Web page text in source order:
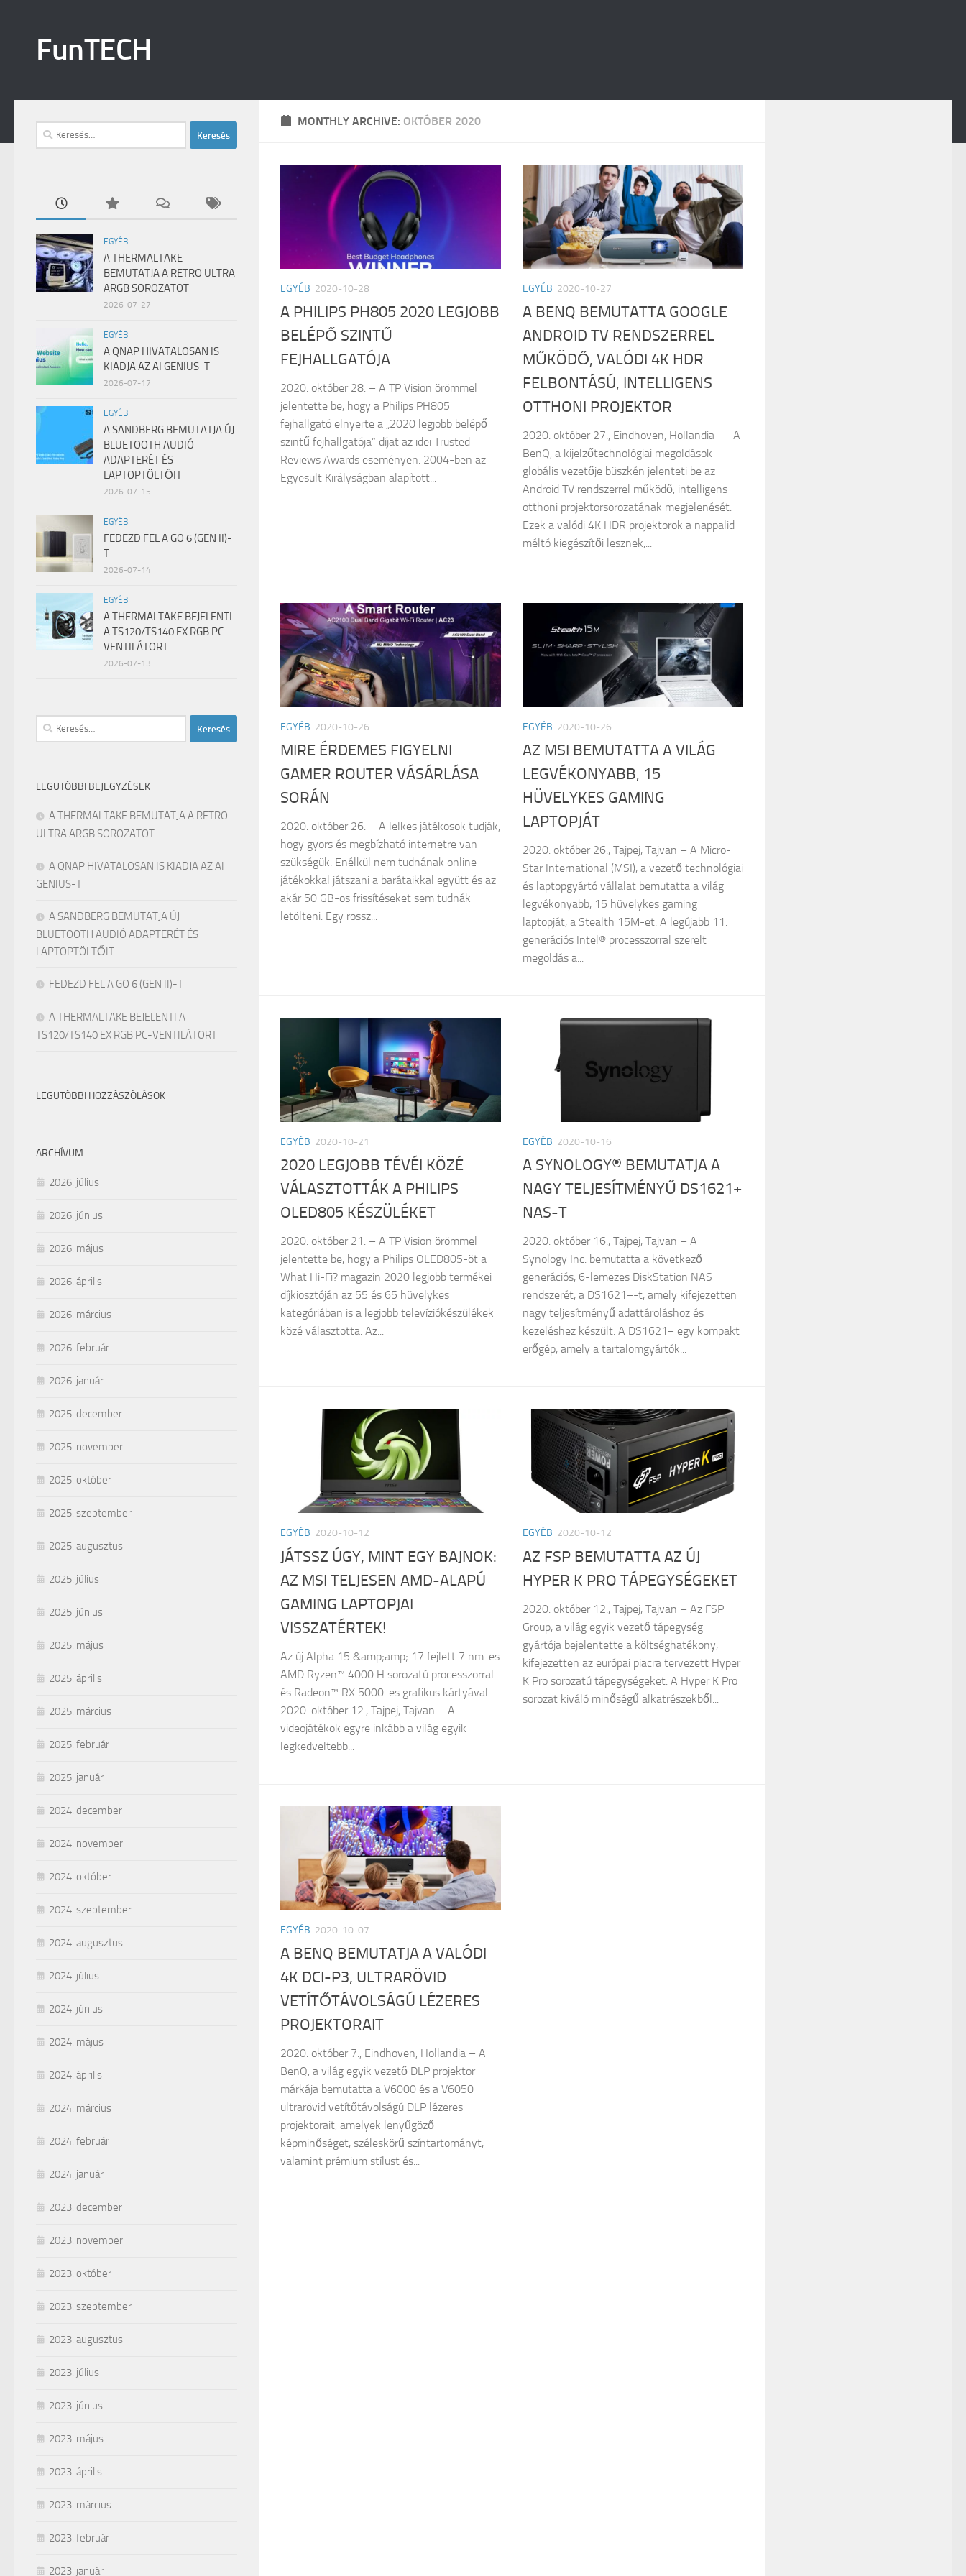
FunTECH
MONTHLY ARCHIVE: OKTÓBER 2020
EGYÉB 2020-10-28
A PHILIPS PH805 2020 LEGJOBB
BELÉPŐ SZINTŰ
FEJHALLGATÓJA
2020. október 28. – A TP Vision örömmel
jelentette be, hogy a Philips PH805
fejhallgató elnyerte a „2020 legjobb belépő
szintű fejhallgatója” díjat az idei Trusted
Reviews Awards eseményen. 2004-ben az
Egyesült Királyságban alapított...
EGYÉB 2020-10-27
A BENQ BEMUTATTA GOOGLE
ANDROID TV RENDSZERREL
MŰKÖDŐ, VALÓDI 4K HDR
FELBONTÁSÚ, INTELLIGENS
OTTHONI PROJEKTOR
2020. október 27., Eindhoven, Hollandia — A
BenQ, a kijelzőtechnológiai megoldások
globális vezetője büszkén jelenteti be az
Android TV rendszerrel működő, intelligens
otthoni projektorsorozatának megjelenését.
Ezek a valódi 4K HDR projektorok a nappalid
méltó kiegészítői lesznek,...
EGYÉB 2020-10-26
MIRE ÉRDEMES FIGYELNI
GAMER ROUTER VÁSÁRLÁSA
SORÁN
2020. október 26. – A lelkes játékosok tudják,
hogy gyors és megbízható internetre van
szükségük. Enélkül nem tudnának online
játékokkal játszani a barátaikkal együtt és az
akár 50 GB-os frissítéseket sem tudnák
letölteni. Egy rossz...
EGYÉB 2020-10-26
AZ MSI BEMUTATTA A VILÁG
LEGVÉKONYABB, 15
HÜVELYKES GAMING
LAPTOPJÁT
2020. október 26., Tajpej, Tajvan – A Micro-
Star International (MSI), a vezető technológiai
és laptopgyártó vállalat bemutatta a világ
legvékonyabb, 15 hüvelykes gaming
laptopját, a Stealth 15M-et. A legújabb 11.
generációs Intel® processzorral szerelt
megoldás a...
EGYÉB 2020-10-21
2020 LEGJOBB TÉVÉI KÖZÉ
VÁLASZTOTTÁK A PHILIPS
OLED805 KÉSZÜLÉKET
2020. október 21. – A TP Vision örömmel
jelentette be, hogy a Philips OLED805-öt a
What Hi-Fi? magazin 2020 legjobb termékei
díjkiosztóján az 55 és 65 hüvelykes
kategóriában is a legjobb televíziókészülékek
közé választotta. Az...
EGYÉB 2020-10-16
A SYNOLOGY® BEMUTATJA A
NAGY TELJESÍTMÉNYŰ DS1621+
NAS-T
2020. október 16., Tajpej, Tajvan – A
Synology Inc. bemutatta a következő
generációs, 6-lemezes DiskStation NAS
rendszerét, a DS1621+-t, amely kifejezetten
nagy teljesítményű adattároláshoz és
kezeléshez készült. A DS1621+ egy kompakt
erőgép, amely a tartalomgyártók...
EGYÉB 2020-10-12
JÁTSSZ ÚGY, MINT EGY BAJNOK:
AZ MSI TELJESEN AMD-ALAPÚ
GAMING LAPTOPJAI
VISSZATÉRTEK!
Az új Alpha 15 &amp;amp; 17 fejlett 7 nm-es
AMD Ryzen™ 4000 H sorozatú processzorral
és Radeon™ RX 5000-es grafikus kártyával
2020. október 12., Tajpej, Tajvan – A
videojátékok egyre inkább a világ egyik
legkedveltebb...
EGYÉB 2020-10-12
AZ FSP BEMUTATTA AZ ÚJ
HYPER K PRO TÁPEGYSÉGEKET
2020. október 12., Tajpej, Tajvan – Az FSP
Group, a világ egyik vezető tápegység
gyártója bejelentette a költséghatékony,
kifejezetten az európai piacra tervezett Hyper
K Pro sorozatú tápegységeket. A Hyper K Pro
sorozat kiváló minőségű alkatrészekből...
EGYÉB 2020-10-07
A BENQ BEMUTATJA A VALÓDI
4K DCI-P3, ULTRARÖVID
VETÍTŐTÁVOLSÁGÚ LÉZERES
PROJEKTORAIT
2020. október 7., Eindhoven, Hollandia – A
BenQ, a világ egyik vezető DLP projektor
márkája bemutatta a V6000 és a V6050
ultrarövid vetítőtávolságú DLP lézeres
projektorait, amelyek lenyűgöző
képminőséget, széleskörű színtartományt,
valamint prémium stílust és...
Keresés:
EGYÉB
A THERMALTAKE
BEMUTATJA A RETRO ULTRA
ARGB SOROZATOT
2026-07-27
EGYÉB
A QNAP HIVATALOSAN IS
KIADJA AZ AI GENIUS-T
2026-07-17
EGYÉB
A SANDBERG BEMUTATJA ÚJ
BLUETOOTH AUDIÓ
ADAPTERÉT ÉS
LAPTOPTÖLTŐIT
2026-07-15
EGYÉB
FEDEZD FEL A GO 6 (GEN II)-
T
2026-07-14
EGYÉB
A THERMALTAKE BEJELENTI
A TS120/TS140 EX RGB PC-
VENTILÁTORT
2026-07-13
Keresés:
LEGUTÓBBI BEJEGYZÉSEK
A THERMALTAKE BEMUTATJA A RETRO
ULTRA ARGB SOROZATOT
A QNAP HIVATALOSAN IS KIADJA AZ AI
GENIUS-T
A SANDBERG BEMUTATJA ÚJ
BLUETOOTH AUDIÓ ADAPTERÉT ÉS
LAPTOPTÖLTŐIT
FEDEZD FEL A GO 6 (GEN II)-T
A THERMALTAKE BEJELENTI A
TS120/TS140 EX RGB PC-VENTILÁTORT
LEGUTÓBBI HOZZÁSZÓLÁSOK
ARCHÍVUM
2026. július
2026. június
2026. május
2026. április
2026. március
2026. február
2026. január
2025. december
2025. november
2025. október
2025. szeptember
2025. augusztus
2025. július
2025. június
2025. május
2025. április
2025. március
2025. február
2025. január
2024. december
2024. november
2024. október
2024. szeptember
2024. augusztus
2024. július
2024. június
2024. május
2024. április
2024. március
2024. február
2024. január
2023. december
2023. november
2023. október
2023. szeptember
2023. augusztus
2023. július
2023. június
2023. május
2023. április
2023. március
2023. február
2023. január